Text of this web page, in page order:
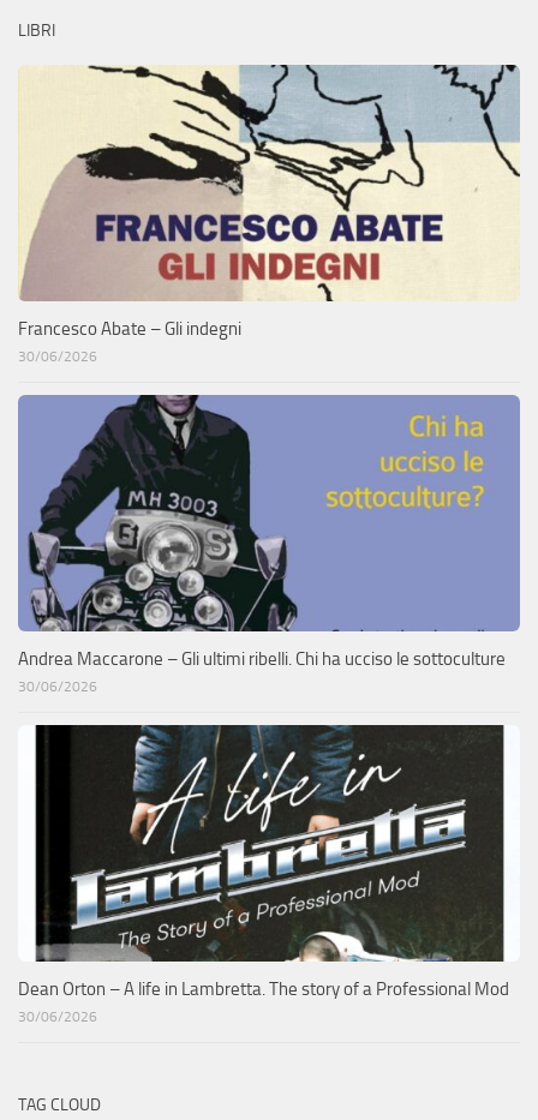
LIBRI
Francesco Abate – Gli indegni
30/06/2026
Andrea Maccarone – Gli ultimi ribelli. Chi ha ucciso le sottoculture
30/06/2026
Dean Orton – A life in Lambretta. The story of a Professional Mod
30/06/2026
TAG CLOUD